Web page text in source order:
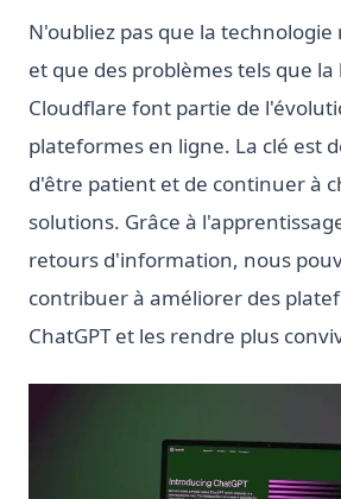
N'oubliez pas que la
et que des problèmes tels que la
Cloudflare font partie de
plateformes en ligne. La clé est
d'être patient et de continuer à
solutions. Grâce à
retours d'information, nous
contribuer à améliorer des
ChatGPT et les rendre plus